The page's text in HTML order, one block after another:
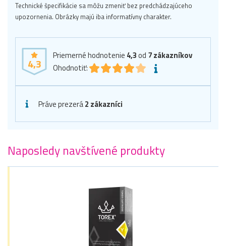
Technické špecifikácie sa môžu zmeniť bez predchádzajúceho
upozornenia. Obrázky majú iba informatívny charakter.
4,3
Priemerné hodnotenie 4,3od 7zákazníkov
Ohodnotiť:
Práve prezerá2 zákazníci
Naposledy navštívené produkty